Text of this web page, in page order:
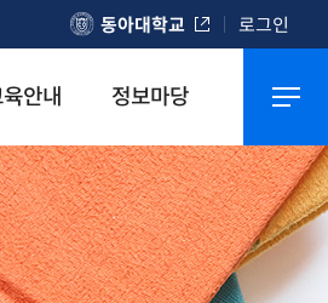
동아대학교 로그인
안내 정보마당